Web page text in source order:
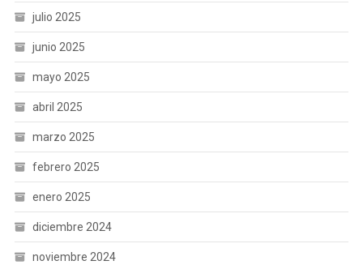
julio 2025
junio 2025
mayo 2025
abril 2025
marzo 2025
febrero 2025
enero 2025
diciembre 2024
noviembre 2024